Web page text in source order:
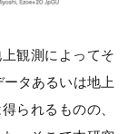
観測によってそ
タあるいは地上
られるものの、